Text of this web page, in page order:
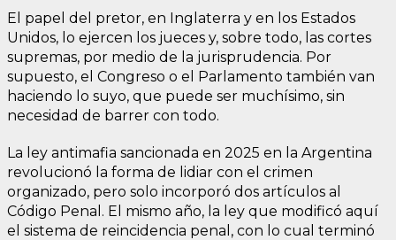
El papel del pretor, en Inglaterra y en los Estados
Unidos, lo ejercen los jueces y, sobre todo, las cortes
supremas, por medio de la jurisprudencia. Por
supuesto, el Congreso o el Parlamento también van
haciendo lo suyo, que puede ser muchísimo, sin
necesidad de barrer con todo.
La ley antimafia sancionada en 2025 en la Argentina
revolucionó la forma de lidiar con el crimen
organizado, pero solo incorporó dos artículos al
Código Penal. El mismo año, la ley que modificó aquí
el sistema de reincidencia penal, con lo cual terminó